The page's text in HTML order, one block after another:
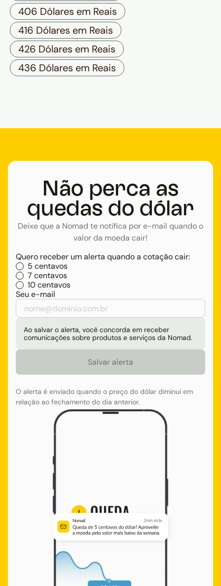
406 Dólares em Reais
416 Dólares em Reais
426 Dólares em Reais
436 Dólares em Reais
Não perca as
quedas do dólar
Deixe que a Nomad te notifica por e-mail quando o
valor da moeda cair!
Quero receber um alerta quando a cotação cair:
5 centavos
7 centavos
10 centavos
Seu e-mail
Ao salvar o alerta, você concorda em receber
comunicações sobre produtos e serviços da Nomad.
O alerta é enviado quando o preço do dólar diminui em
relação ao fechamento do dia anterior.